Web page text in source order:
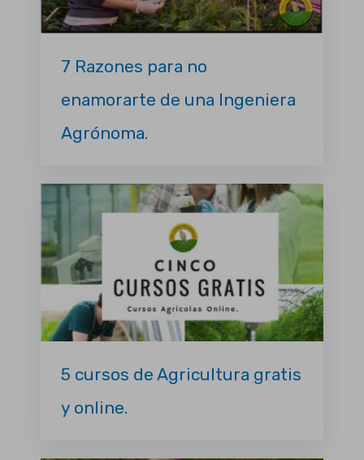
7 Razones para no
enamorarte de una Ingeniera
Agrónoma.
5 cursos de Agricultura gratis
y online.